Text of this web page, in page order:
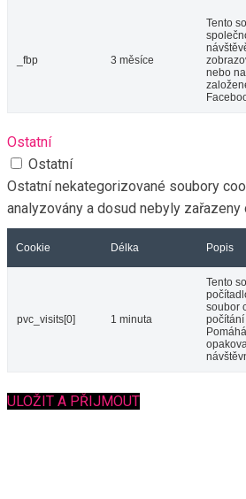
_fbp 3 měsíce
Tento
nebo
Ostatní
Ostatní
Ostatní nekategorizované soubory
analyzovány a dosud nebyly zařazeny
Cookie Délka Popis
pvc_visits[0] 1 minuta
Tento
soubor
počítání
ULOŽIT A PŘIJMOUT